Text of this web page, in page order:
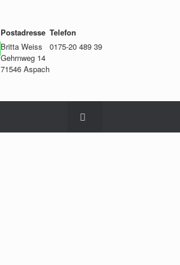
Postadresse
Britta Weiss
Gehrnweg 14
71546 Aspach
Telefon
0175-20 489 39